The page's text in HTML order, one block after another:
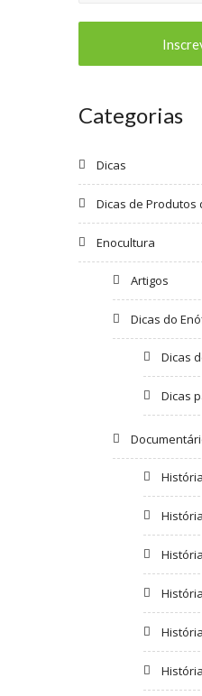
Categorias
Dicas
Dicas de Produtos
Enocultura
Artigos
Dicas do
Dicas
Dicas